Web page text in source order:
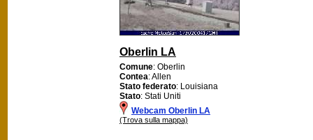
Oberlin LA
Comune: Oberlin
Contea: Allen
Stato federato: Louisiana
Stato: Stati Uniti
Webcam Oberlin LA
(Trova sulla mappa)